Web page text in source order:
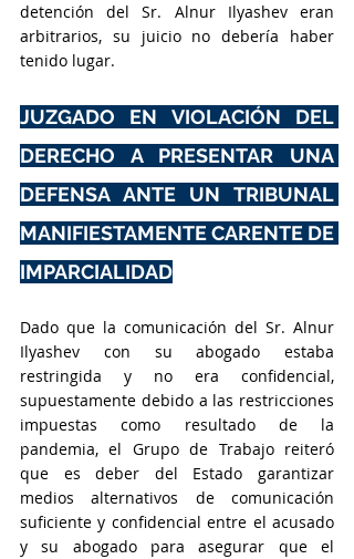
detención del Sr. Alnur Ilyashev eran
arbitrarios, su juicio no debería haber
tenido lugar.
JUZGADO EN VIOLACIÓN DEL
DERECHO A PRESENTAR UNA
DEFENSA ANTE UN TRIBUNAL
MANIFIESTAMENTE CARENTE DE
IMPARCIALIDAD
Dado que la comunicación del Sr. Alnur
Ilyashev con su abogado estaba
restringida y no era confidencial,
supuestamente debido a las restricciones
impuestas como resultado de la
pandemia, el Grupo de Trabajo reiteró
que es deber del Estado garantizar
medios alternativos de comunicación
suficiente y confidencial entre el acusado
y su abogado para asegurar que el